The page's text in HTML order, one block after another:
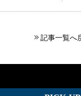
記事一覧へ